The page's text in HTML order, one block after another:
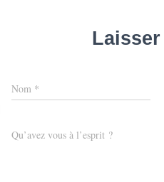
Nom *
Qu’avez vous à l’esprit ?